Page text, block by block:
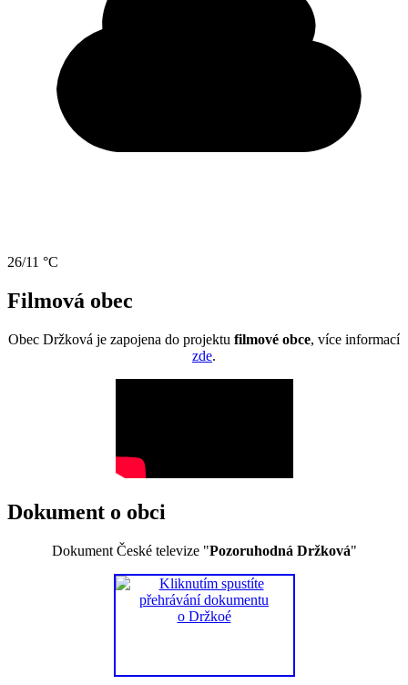
26/11 °C
Filmová obec
Obec Držková je zapojena do projektu filmové obce, více informací
zde.
Dokument o obci
Dokument České televize "Pozoruhodná Držková"